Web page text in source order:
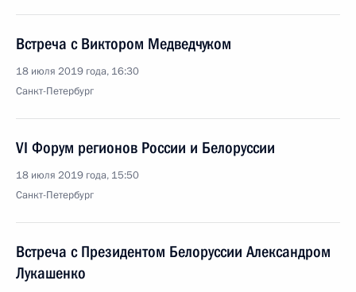
Встреча с Виктором Медведчуком
18 июля 2019 года, 16:30
Санкт-Петербург
VI Форум регионов России и Белоруссии
18 июля 2019 года, 15:50
Санкт-Петербург
Встреча с Президентом Белоруссии Александром
Лукашенко